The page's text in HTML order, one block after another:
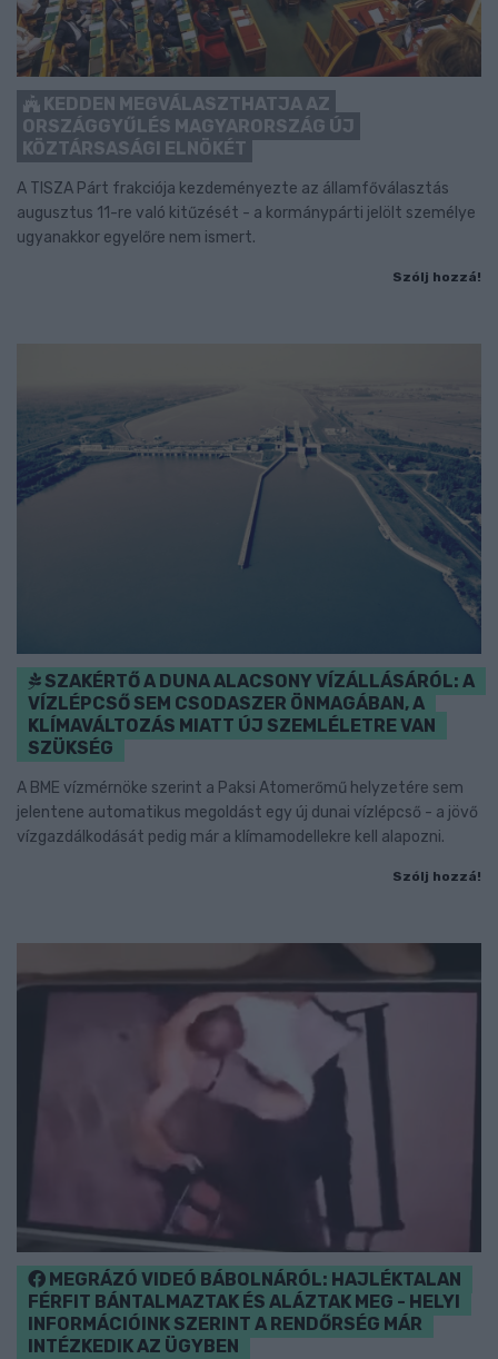
KEDDEN MEGVÁLASZTHATJA AZ
ORSZÁGGYŰLÉS MAGYARORSZÁG ÚJ
KÖZTÁRSASÁGI ELNÖKÉT
A TISZA Párt frakciója kezdeményezte az államfőválasztás
augusztus 11-re való kitűzését - a kormánypárti jelölt személye
ugyanakkor egyelőre nem ismert.
Szólj hozzá!
SZAKÉRTŐ A DUNA ALACSONY VÍZÁLLÁSÁRÓL: A
VÍZLÉPCSŐ SEM CSODASZER ÖNMAGÁBAN, A
KLÍMAVÁLTOZÁS MIATT ÚJ SZEMLÉLETRE VAN
SZÜKSÉG
A BME vízmérnöke szerint a Paksi Atomerőmű helyzetére sem
jelentene automatikus megoldást egy új dunai vízlépcső - a jövő
vízgazdálkodását pedig már a klímamodellekre kell alapozni.
Szólj hozzá!
MEGRÁZÓ VIDEÓ BÁBOLNÁRÓL: HAJLÉKTALAN
FÉRFIT BÁNTALMAZTAK ÉS ALÁZTAK MEG - HELYI
INFORMÁCIÓINK SZERINT A RENDŐRSÉG MÁR
INTÉZKEDIK AZ ÜGYBEN